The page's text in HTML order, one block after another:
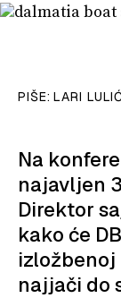
SPIZA
VELIKE
SHOP
PIŠE: LARI LULIĆ
Na
najavljen
Direktor
kako će
najjači do